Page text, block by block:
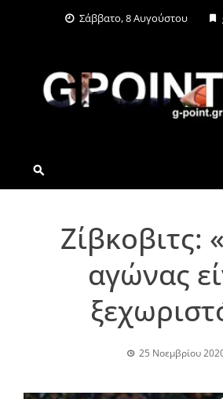
Σάββατο, 8 Αυγούστου
G-
Ζίβκοβιτς:
αγώνας
25 Νοεμβρίου